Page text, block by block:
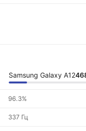
Samsung Galaxy A12
96.3%
337 Гц